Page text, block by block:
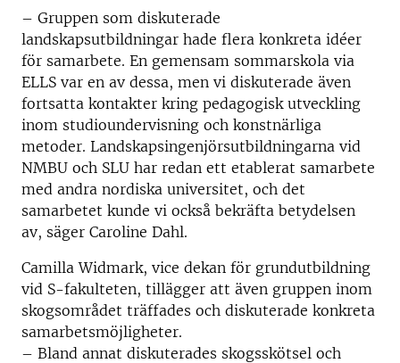
– Gruppen som diskuterade
landskapsutbildningar hade flera konkreta idéer
för samarbete. En gemensam sommarskola via
ELLS var en av dessa, men vi diskuterade även
fortsatta kontakter kring pedagogisk utveckling
inom studioundervisning och konstnärliga
metoder. Landskapsingenjörsutbildningarna vid
NMBU och SLU har redan ett etablerat samarbete
med andra nordiska universitet, och det
samarbetet kunde vi också bekräfta betydelsen
av, säger Caroline Dahl.
Camilla Widmark, vice dekan för grundutbildning
vid S-fakulteten, tillägger att även gruppen inom
skogsområdet träffades och diskuterade konkreta
samarbetsmöjligheter.
– Bland annat diskuterades skogsskötsel och